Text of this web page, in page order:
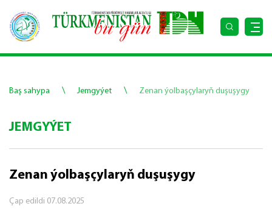
Baş sahypa \ Jemgyýet \ Zenan ýolbaşçylaryň duşuşygy
JEMGYÝET
Zenan ýolbaşçylaryň duşuşygy
Çap edildi 07.08.2025